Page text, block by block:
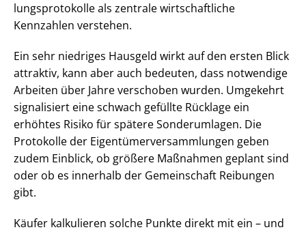
lungs­pro­to­kol­le als zentrale wirtschaftliche
Kennzahlen verstehen.
Ein sehr niedriges Hausgeld wirkt auf den ersten Blick
attraktiv, kann aber auch bedeuten, dass notwendige
Arbeiten über Jahre verschoben wurden. Umgekehrt
signalisiert eine schwach gefüllte Rücklage ein
erhöhtes Risiko für spätere Sonderumlagen. Die
Protokolle der Ei­gen­tü­mer­ver­samm­lun­gen geben
zudem Einblick, ob größere Maßnahmen geplant sind
oder ob es innerhalb der Gemeinschaft Reibungen
gibt.
Käufer kalkulieren solche Punkte direkt mit ein – und